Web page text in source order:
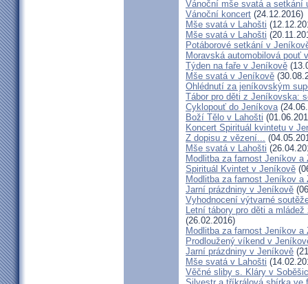
Vánoční mše svatá a setkání
Vánoční koncert (24.12.2016)
Mše svatá v Lahošti
Mše svatá v Lahošti
Potáborové setkání v
Moravská automobilová pouť
Týden na faře v Jeníkově
Mše svatá v Jeníkově
Ohlédnutí za jeníkovským
Tábor pro děti z Jeníkovska:
Cyklopouť do Jeníkova
Boží Tělo v Lahošti
Koncert Spirituál kvintetu v
Z dopisu z vězení...
Mše svatá v Lahošti
Modlitba za farnost Jeníkov a
Spirituál Kvintet v Jeníkově
Modlitba za farnost Jeníkov a
Jarní prázdniny v Jeníkově
Vyhodnocení výtvarné
Letní tábory pro děti a
(26.02.2016)
Modlitba za farnost Jeníkov a
Prodloužený víkend v
Jarní prázdniny v Jeníkově
Mše svatá v Lahošti
Věčné sliby s. Kláry v